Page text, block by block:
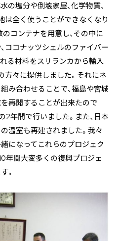
の塩分や倒壊家屋、化学物質、
は全く使うことができなくなり
のコンテナを用意し、その中に
ココナッツシェルのファイバー
る材料をスリランカから輸入
方々に提供しました。それにネ
み合わせることで、福島や宮城
再開することが出来たので
2年間で行いました。また、日本
温室も再建されました。我々
になってこれらのプロジェク
年間大変多くの復興プロジェ
。